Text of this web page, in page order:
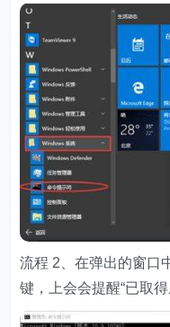
流程 2、在弹出的窗口
键，上会会提醒“已取